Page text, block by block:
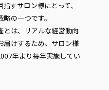
すサロン様にとって、
の一つです。
は、リアルな経営動向
届けするため、サロン様
年より毎年実施してい